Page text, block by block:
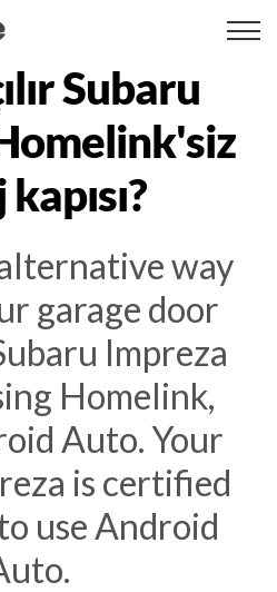
Subaru
way
garage door
Impreza
Homelink,
Auto. Your
is certified
use Android